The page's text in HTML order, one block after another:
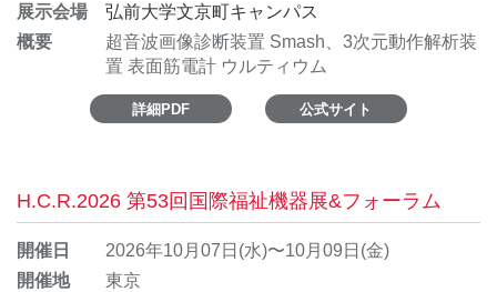
展示会場
弘前大学文京町キャンパス
概要
超音波画像診断装置 Smash、3次元動作解析装
置 表面筋電計 ウルティウム
詳細PDF 公式サイト
H.C.R.2026 第53回国際福祉機器展&フォーラム
開催日
2026年10月07日(水)〜10月09日(金)
開催地
東京